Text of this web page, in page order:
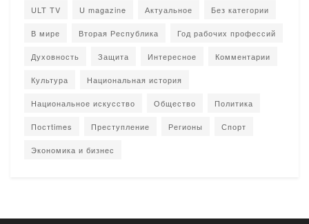
ULT TV U magazine Актуальное Без категории
В мире Вторая Республика Год рабочих профессий
Духовность Защита Интересное Комментарии
Культура Национальная история
Национальное искусство Общество Политика
Постtimes Преступление Регионы Спорт
Экономика и бизнес